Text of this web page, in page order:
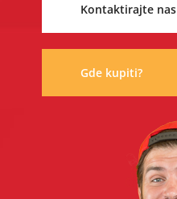
Kontaktirajte nas
Gde kupiti?